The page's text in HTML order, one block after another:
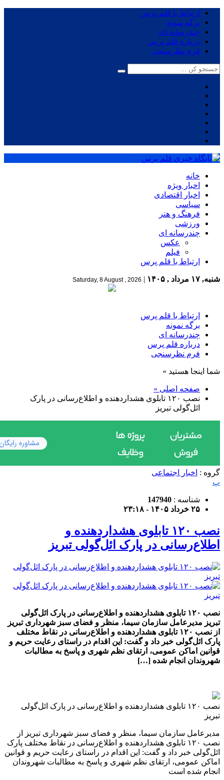
ارتباط با قلم پرس
برگه نمونه
چندرسانه ای
درباره قلم پرس
فرم نظرسنجی
خانه
اخبار ویژه
اخبار اقتصادی
سیاسی
فرهنگ و هنر
ورزشی
چندرسانه ای
عکس
فیلم
ارتباط با قلم پرس
شنبه, ۱۷ مرداد , ۱۴۰۵ |
Saturday, 8 August , 2026
ارتباط با قلم پرس
برگه نمونه
چندرسانه ای
درباره قلم پرس
فرم نظرسنجی
شما اینجا هستید »
صفحه اصلی »
نصب ۱۲۰ تابلوی هشداردهنده و اطلاع‌رسانی در پارک
ائل‌گولی تبریز
گروه : اخبار اجتماعی
پ
شناسه : 147940
۲۵ خرداد ۱۴۰۵ - ۲۳:۱۸
نصب ۱۲۰ تابلوی هشداردهنده و
اطلاع‌رسانی در پارک ائل‌گولی تبریز
نصب ۱۲۰ تابلوی هشداردهنده و اطلاع‌رسانی در پارک ائل‌گولی
تبریز مدیرعامل سازمان سیما، منظر و فضای سبز شهرداری تبریز
از نصب ۱۲۰ تابلوی هشداردهنده و اطلاع‌رسانی در نقاط مختلف
پارک ائل‌گولی خبر داد و گفت: این اقدام در راستای رعایت حریم و
قوانین اماکن عمومی، ارتقای نظم شهری و پاسخ به مطالبات
شهروندان انجام شده […]
نصب ۱۲۰ تابلوی هشداردهنده و اطلاع‌رسانی در پارک ائل‌گولی
تبریز
مدیرعامل سازمان سیما، منظر و فضای سبز شهرداری تبریز از
نصب ۱۲۰ تابلوی هشداردهنده و اطلاع‌رسانی در نقاط مختلف پارک
ائل‌گولی خبر داد و گفت: این اقدام در راستای رعایت حریم و قوانین
اماکن عمومی، ارتقای نظم شهری و پاسخ به مطالبات شهروندان
انجام شده است